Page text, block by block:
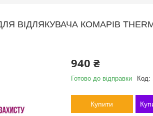
КОМАРІВ
940 ₴
Готово до відправки Код:
Купити